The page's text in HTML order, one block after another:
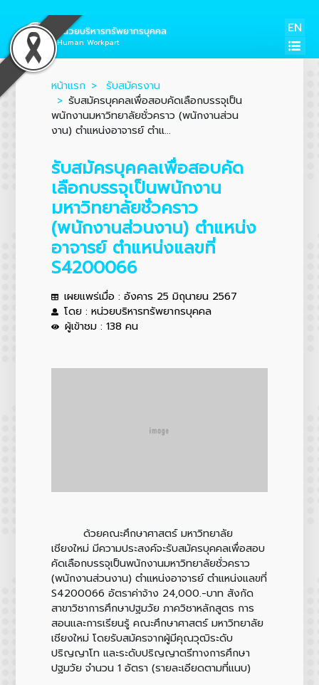
หน่วยบริหารทรัพยากรบุคคล
Human Workpart
EN
หน้าแรก
รับสมัครงาน
รับสมัครบุคคลเพื่อสอบคัดเลือกบรรจุเป็น
พนักงานมหาวิทยาลัยชั่วคราว (พนักงานส่วน
งาน) ตำแหน่งอาจารย์ ตำแ...
รับสมัครบุคคลเพื่อสอบคัด
เลือกบรรจุเป็นพนักงาน
มหาวิทยาลัยชั่วคราว
(พนักงานส่วนงาน) ตำแหน่ง
อาจารย์ ตำแหน่งแลขที่
S4200066
เผยแพร่เมื่อ : อังคาร 25 มิถุนายน 2567
โดย : หน่วยบริหารทรัพยากรบุคคล
ผู้เข้าชม : 138 คน
ด้วยคณะศึกษาศาสตร์ มหาวิทยาลัย
เชียงใหม่ มีความประสงค์จะรับสมัครบุคคลเพื่อสอบ
คัดเลือกบรรจุเป็นพนักงานมหาวิทยาลัยชั่วคราว
(พนักงานส่วนงาน) ตำแหน่งอาจารย์ ตำแหน่งแลขที่
S4200066 อัตราค่าจ้าง 24,000.-บาท สังกัด
สาขาวิชาการศึกษาปฐมวัย ภาควิชาหลักสูตร การ
สอนและการเรียนรู้ คณะศึกษาศาสตร์ มหาวิทยาลัย
เชียงใหม่ โดยรับสมัครจากผู้มีคุณวุฒิระดับ
ปริญญาโท และระดับปริญญาตรีทางการศึกษา
ปฐมวัย จำนวน 1 อัตรา (รายละเอียดตามที่แนบ)